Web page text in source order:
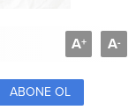
A+ A-
ABONE OL